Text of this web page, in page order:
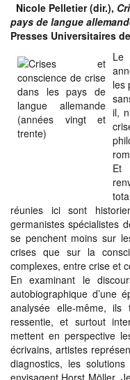
Nicole Pelletier (dir.),
pays de langue
Presses Universitaires
Le
les
il,
Et
réunies ici sont
germanistes spécialistes
se penchent moins sur
crises que sur la
complexes, entre crise et
En examinant le
autobiographique d’une
analysée elle-même, ils
ressentie, et surtout
mettent en perspective
écrivains, artistes
diagnostics, les